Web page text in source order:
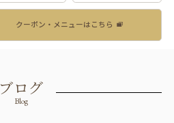
クーポン・メニューはこちら
ブログ
Blog